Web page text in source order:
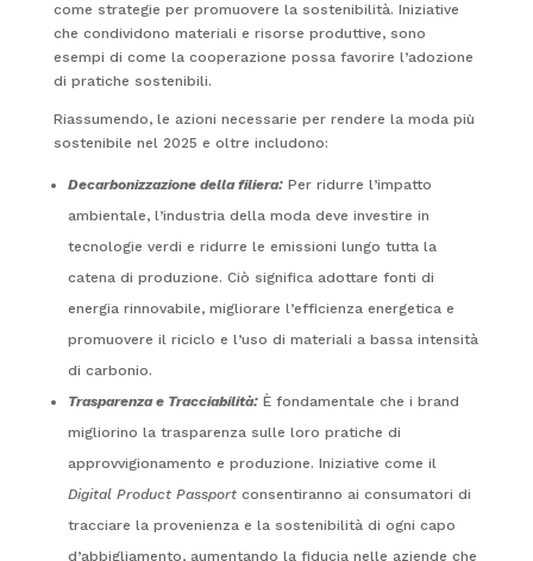
come strategie per promuovere la sostenibilità. Iniziative
che condividono materiali e risorse produttive, sono
esempi di come la cooperazione possa favorire l’adozione
di pratiche sostenibili.
Riassumendo, le azioni necessarie per rendere la moda più
sostenibile nel 2025 e oltre includono:
Decarbonizzazione della filiera:Per ridurre l’impatto
ambientale, l’industria della moda deve investire in
tecnologie verdi e ridurre le emissioni lungo tutta la
catena di produzione. Ciò significa adottare fonti di
energia rinnovabile, migliorare l’efficienza energetica e
promuovere il riciclo e l’uso di materiali a bassa intensità
di carbonio.
Trasparenza e Tracciabilità:È fondamentale che i brand
migliorino la trasparenza sulle loro pratiche di
approvvigionamento e produzione. Iniziative come il
Digital Product Passportconsentiranno ai consumatori di
tracciare la provenienza e la sostenibilità di ogni capo
d’abbigliamento, aumentando la fiducia nelle aziende che